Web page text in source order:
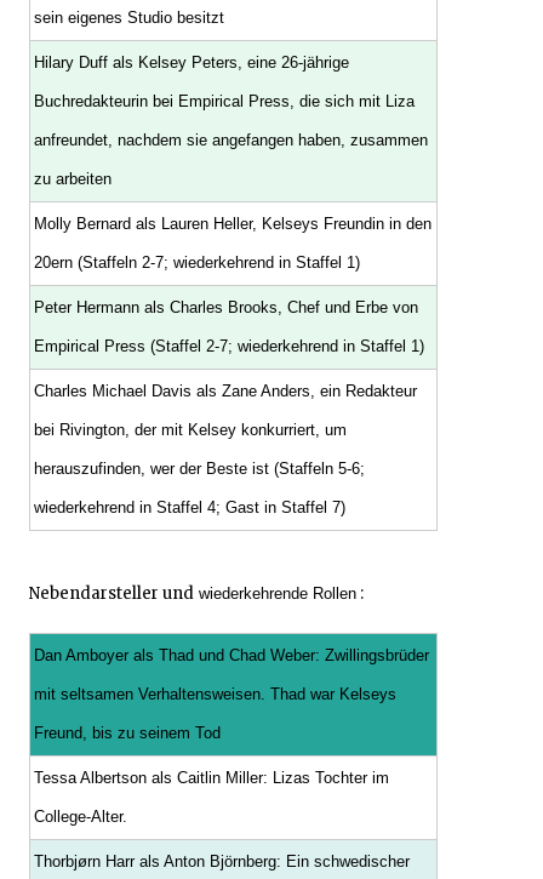
sein eigenes Studio besitzt
Hilary Duff als Kelsey Peters, eine 26-jährige
Buchredakteurin bei Empirical Press, die sich mit Liza
anfreundet, nachdem sie angefangen haben, zusammen
zu arbeiten
Molly Bernard als Lauren Heller, Kelseys Freundin in den
20ern (Staffeln 2-7; wiederkehrend in Staffel 1)
Peter Hermann als Charles Brooks, Chef und Erbe von
Empirical Press (Staffel 2-7; wiederkehrend in Staffel 1)
Charles Michael Davis als Zane Anders, ein Redakteur
bei Rivington, der mit Kelsey konkurriert, um
herauszufinden, wer der Beste ist (Staffeln 5-6;
wiederkehrend in Staffel 4; Gast in Staffel 7)
Nebendarsteller und wiederkehrende Rollen :
Dan Amboyer als Thad und Chad Weber: Zwillingsbrüder
mit seltsamen Verhaltensweisen. Thad war Kelseys
Freund, bis zu seinem Tod
Tessa Albertson als Caitlin Miller: Lizas Tochter im
College-Alter.
Thorbjørn Harr als Anton Björnberg: Ein schwedischer